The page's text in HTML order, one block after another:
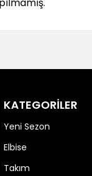
KATEGORİLER
Yeni Sezon
Elbise
Takım